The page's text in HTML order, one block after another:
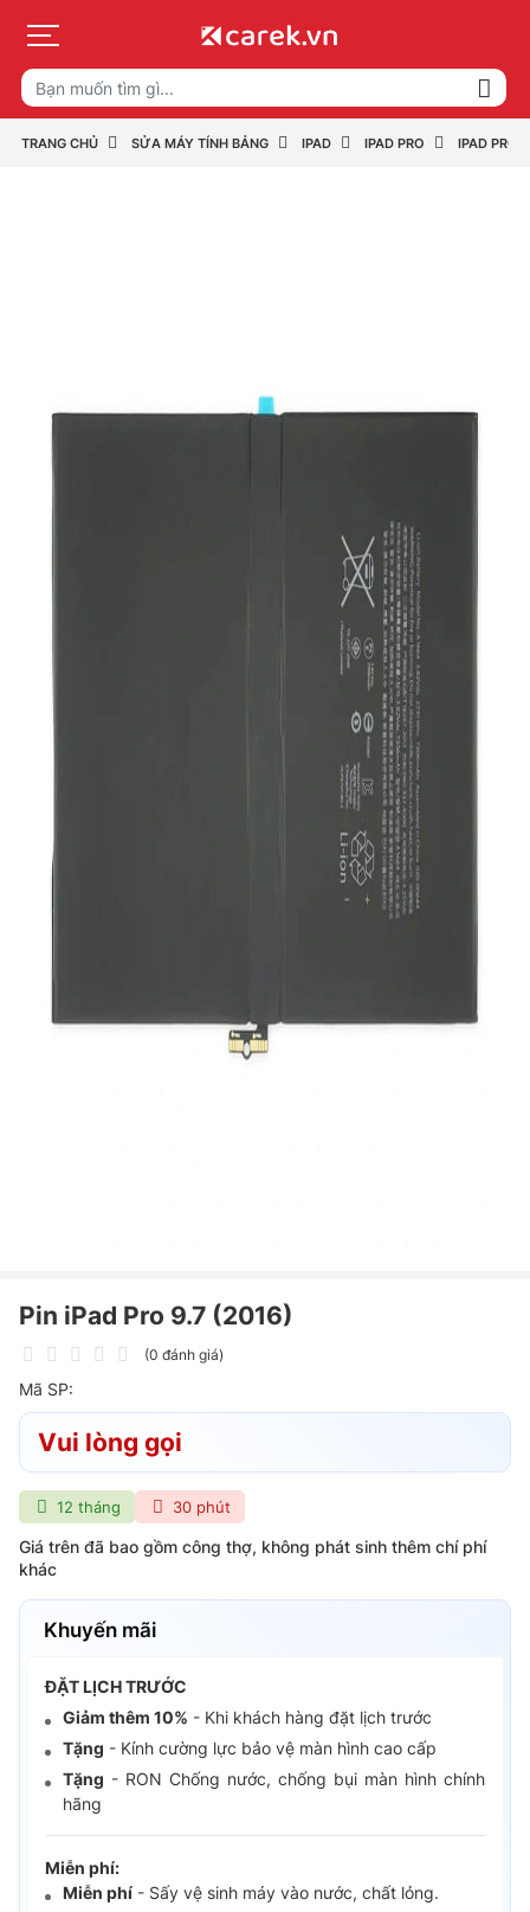
TRANG CHỦ SỬA MÁY TÍNH BẢNG IPAD IPAD PRO IPAD PRO
Pin iPad Pro 9.7 (2016)
(0 đánh giá)
Mã SP:
Vui lòng gọi
12 tháng 30 phút
Giá trên đã bao gồm công thợ, không phát sinh thêm chí phí
khác
Khuyến mãi
ĐẶT LỊCH TRƯỚC
Giảm thêm 10% - Khi khách hàng đặt lịch trước
Tặng - Kính cường lực bảo vệ màn hình cao cấp
Tặng - RON Chống nước, chống bụi màn hình chính
hãng
Miễn phí:
Miễn phí - Sấy vệ sinh máy vào nước, chất lỏng.